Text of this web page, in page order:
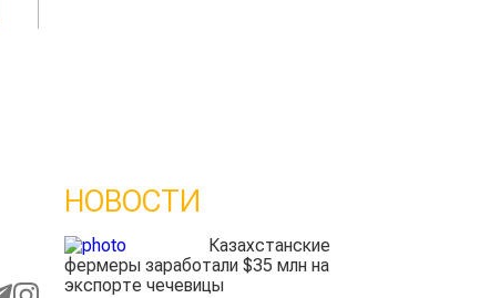
НОВОСТИ
Казахстанские
фермеры заработали $35 млн на
экспорте чечевицы